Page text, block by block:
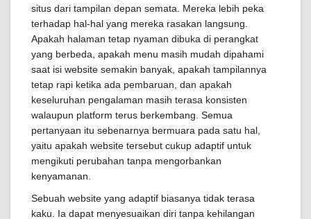
situs dari tampilan depan semata. Mereka lebih peka
terhadap hal-hal yang mereka rasakan langsung.
Apakah halaman tetap nyaman dibuka di perangkat
yang berbeda, apakah menu masih mudah dipahami
saat isi website semakin banyak, apakah tampilannya
tetap rapi ketika ada pembaruan, dan apakah
keseluruhan pengalaman masih terasa konsisten
walaupun platform terus berkembang. Semua
pertanyaan itu sebenarnya bermuara pada satu hal,
yaitu apakah website tersebut cukup adaptif untuk
mengikuti perubahan tanpa mengorbankan
kenyamanan.
Sebuah website yang adaptif biasanya tidak terasa
kaku. Ia dapat menyesuaikan diri tanpa kehilangan